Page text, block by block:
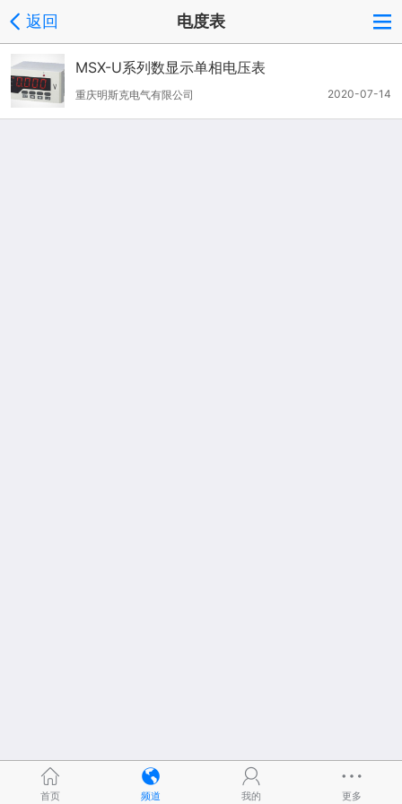
返回 电度表
MSX-U系列数显示单相电压表
2020-07-14
重庆明斯克电气有限公司
首页 频道 我的 更多